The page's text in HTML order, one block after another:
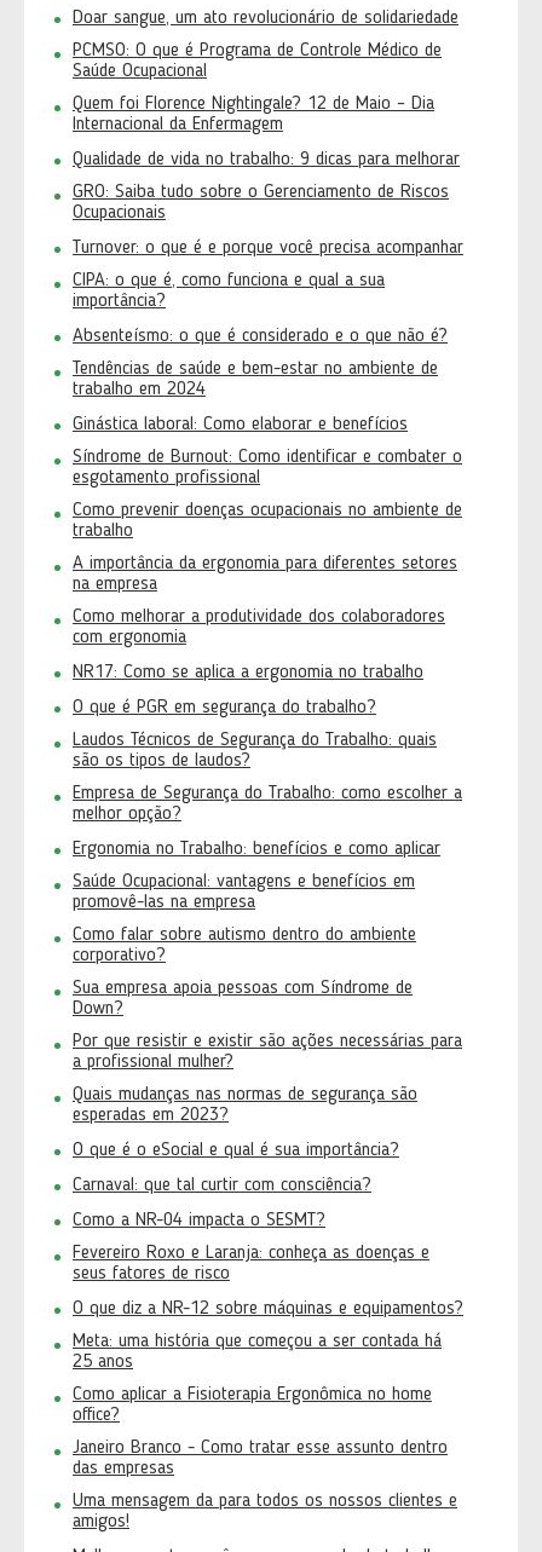
Doar sangue, um ato revolucionário de solidariedade
PCMSO: O que é Programa de Controle Médico de
Saúde Ocupacional
Quem foi Florence Nightingale? 12 de Maio – Dia
Internacional da Enfermagem
Qualidade de vida no trabalho: 9 dicas para melhorar
GRO: Saiba tudo sobre o Gerenciamento de Riscos
Ocupacionais
Turnover: o que é e porque você precisa acompanhar
CIPA: o que é, como funciona e qual a sua
importância?
Absenteísmo: o que é considerado e o que não é?
Tendências de saúde e bem-estar no ambiente de
trabalho em 2024
Ginástica laboral: Como elaborar e benefícios
Síndrome de Burnout: Como identificar e combater o
esgotamento profissional
Como prevenir doenças ocupacionais no ambiente de
trabalho
A importância da ergonomia para diferentes setores
na empresa
Como melhorar a produtividade dos colaboradores
com ergonomia
NR17: Como se aplica a ergonomia no trabalho
O que é PGR em segurança do trabalho?
Laudos Técnicos de Segurança do Trabalho: quais
são os tipos de laudos?
Empresa de Segurança do Trabalho: como escolher a
melhor opção?
Ergonomia no Trabalho: benefícios e como aplicar
Saúde Ocupacional: vantagens e benefícios em
promovê-las na empresa
Como falar sobre autismo dentro do ambiente
corporativo?
Sua empresa apoia pessoas com Síndrome de
Down?
Por que resistir e existir são ações necessárias para
a profissional mulher?
Quais mudanças nas normas de segurança são
esperadas em 2023?
O que é o eSocial e qual é sua importância?
Carnaval: que tal curtir com consciência?
Como a NR-04 impacta o SESMT?
Fevereiro Roxo e Laranja: conheça as doenças e
seus fatores de risco
O que diz a NR-12 sobre máquinas e equipamentos?
Meta: uma história que começou a ser contada há
25 anos
Como aplicar a Fisioterapia Ergonômica no home
office?
Janeiro Branco - Como tratar esse assunto dentro
das empresas
Uma mensagem da para todos os nossos clientes e
amigos!